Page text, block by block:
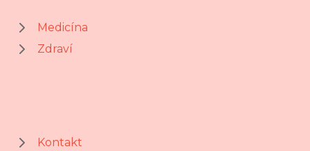
Medicína
Zdraví
Kontakt